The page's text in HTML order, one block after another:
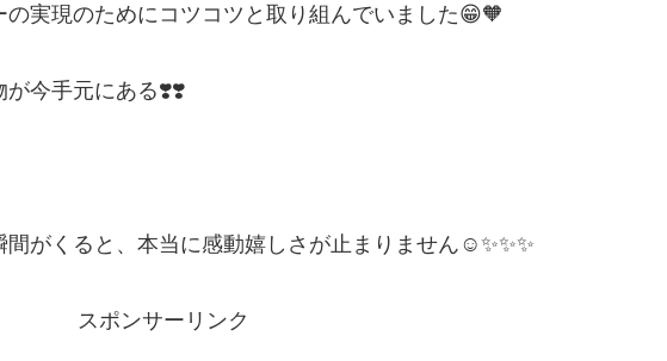
実現のためにコツコツと取り組んでいました😁🧡
が今手元にある❣️❣️
がくると、本当に感動嬉しさが止まりません☺️✨✨✨
スポンサーリンク